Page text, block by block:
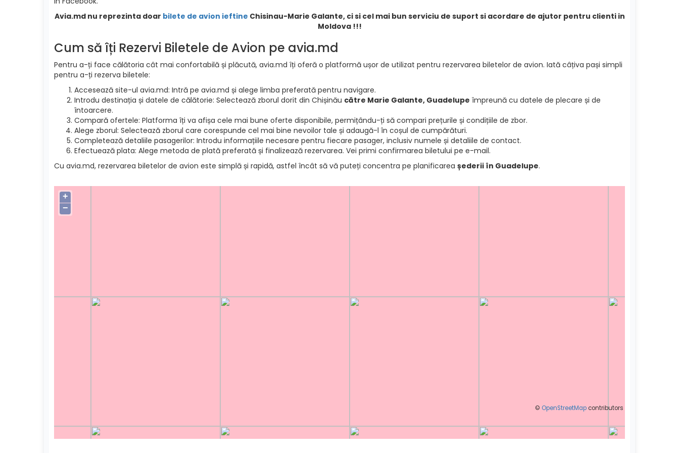
Avia.md nu reprezinta doar bilete de avion ieftine Chisinau-Marie Galante, ci si cel mai bun serviciu de suport si acordare de ajutor pentru clienti in
Moldova !!!
Cum să îți Rezervi Biletele de Avion pe avia.md
Pentru a-ți face călătoria cât mai confortabilă și plăcută, avia.md îți oferă o platformă ușor de utilizat pentru rezervarea biletelor de avion. Iată câțiva pași simpli
pentru a-ți rezerva biletele:
Accesează site-ul avia.md: Intră pe avia.md și alege limba preferată pentru navigare.
Introdu destinația și datele de călătorie: Selectează zborul dorit din Chișinău către Marie Galante, Guadelupe împreună cu datele de plecare și de
întoarcere.
Compară ofertele: Platforma îți va afișa cele mai bune oferte disponibile, permițându-ți să compari prețurile și condițiile de zbor.
Alege zborul: Selectează zborul care corespunde cel mai bine nevoilor tale și adaugă-l în coșul de cumpărături.
Completează detaliile pasagerilor: Introdu informațiile necesare pentru fiecare pasager, inclusiv numele și detaliile de contact.
Efectuează plata: Alege metoda de plată preferată și finalizează rezervarea. Vei primi confirmarea biletului pe e-mail.
Cu avia.md, rezervarea biletelor de avion este simplă și rapidă, astfel încât să vă puteți concentra pe planificarea șederii în Guadelupe.
+
−
© OpenStreetMap contributors